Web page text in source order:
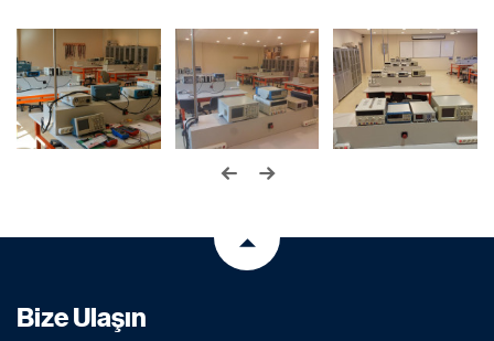
Bize Ulaşın